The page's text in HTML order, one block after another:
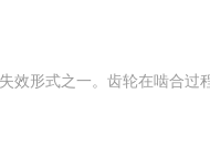
效形式之一。齿轮在啮合